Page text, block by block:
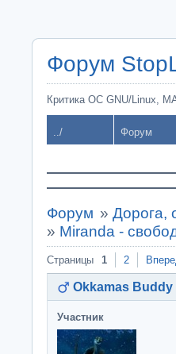
Форум
Критика ОС GNU/Linux,
../ Форум
Форум » Дорога,
» Miranda -
Страницы 1 2
Okkamas Buddy
Участник